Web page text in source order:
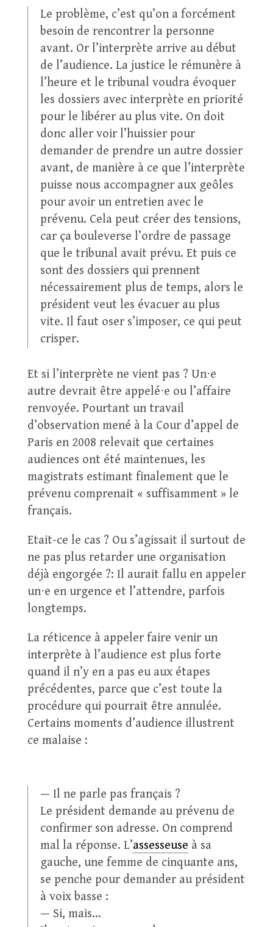
Le problème, c’est qu’on a forcément
besoin de rencontrer la personne
avant. Or l’interprète arrive au début
de l’audience. La justice le rémunère à
l’heure et le tribunal voudra évoquer
les dossiers avec interprète en priorité
pour le libérer au plus vite. On doit
donc aller voir l’huissier pour
demander de prendre un autre dossier
avant, de manière à ce que l’interprète
puisse nous accompagner aux geôles
pour avoir un entretien avec le
prévenu. Cela peut créer des tensions,
car ça bouleverse l’ordre de passage
que le tribunal avait prévu. Et puis ce
sont des dossiers qui prennent
nécessairement plus de temps, alors le
président veut les évacuer au plus
vite. Il faut oser s’imposer, ce qui peut
crisper.
Et si l’interprète ne vient pas ? Un⋅e
autre devrait être appelé⋅e ou l’affaire
renvoyée. Pourtant un travail
d’observation mené à la Cour d’appel de
Paris en 2008 relevait que certaines
audiences ont été maintenues, les
magistrats estimant finalement que le
prévenu comprenait « suffisamment » le
français.
Etait-ce le cas ? Ou s’agissait il surtout de
ne pas plus retarder une organisation
déjà engorgée ?: Il aurait fallu en appeler
un⋅e en urgence et l’attendre, parfois
longtemps.
La réticence à appeler faire venir un
interprète à l’audience est plus forte
quand il n’y en a pas eu aux étapes
précédentes, parce que c’est toute la
procédure qui pourrait être annulée.
Certains moments d’audience illustrent
ce malaise :
— Il ne parle pas français ?
Le président demande au prévenu de
confirmer son adresse. On comprend
mal la réponse. L’assesseuse à sa
gauche, une femme de cinquante ans,
se penche pour demander au président
à voix basse :
— Si, mais…